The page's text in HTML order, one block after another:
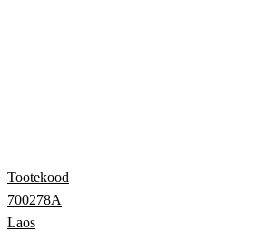
Tootekood
700278A
Laos